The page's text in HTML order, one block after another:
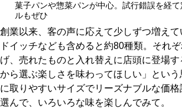
菓子パンや惣菜パンが中心。試行錯誤を経
ルもぜひ
創業以来、客の声に応えて少しずつ増え
ドイッチなども含めると約80種類。それ
げ、売れたものと入れ替えに店頭に登場
から選ぶ楽しさを味わってほしい」とい
に取りやすいサイズでリーズナブルな価
選んで、いろいろな味を楽しんでみて。